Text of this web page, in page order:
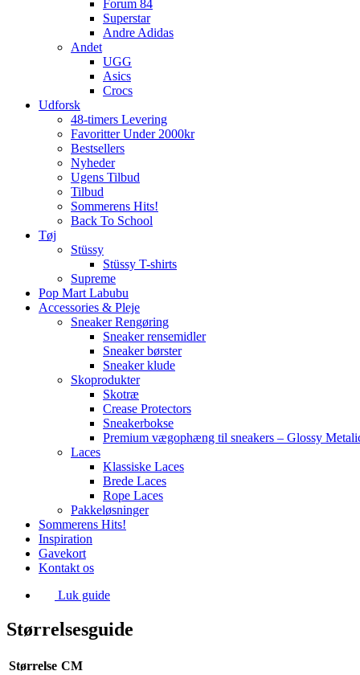
Forum 84
Superstar
Andre Adidas
Andet
UGG
Asics
Crocs
Udforsk
48-timers Levering
Favoritter Under 2000kr
Bestsellers
Nyheder
Ugens Tilbud
Tilbud
Sommerens Hits!
Back To School
Tøj
Stüssy
Stüssy T-shirts
Supreme
Pop Mart Labubu
Accessories & Pleje
Sneaker Rengøring
Sneaker rensemidler
Sneaker børster
Sneaker klude
Skoprodukter
Skotræ
Crease Protectors
Sneakerbokse
Premium vægophæng til sneakers – Glossy
Laces
Klassiske Laces
Brede Laces
Rope Laces
Pakkeløsninger
Sommerens Hits!
Inspiration
Gavekort
Kontakt os
Luk guide
Størrelsesguide
Størrelse CM